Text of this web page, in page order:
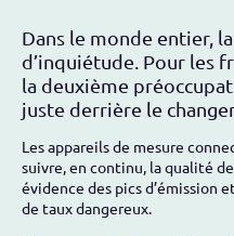
Dans le monde entier,
d’inquiétude. Pour les
la deuxième
juste derrière le
Les appareils de mesure
suivre, en continu, la qualité
évidence des pics d’émission
de taux dangereux.